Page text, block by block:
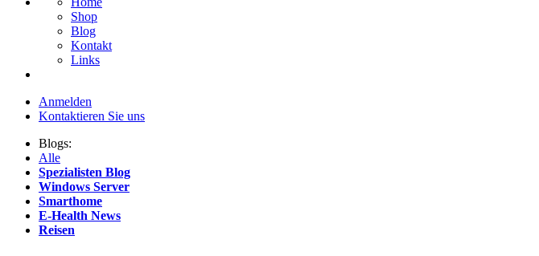
Shop
Blog
Kontakt
Links
Anmelden
Kontaktieren Sie uns
Blogs:
Alle
Spezialisten Blog
Windows Server
Smarthome
E-Health News
Reisen